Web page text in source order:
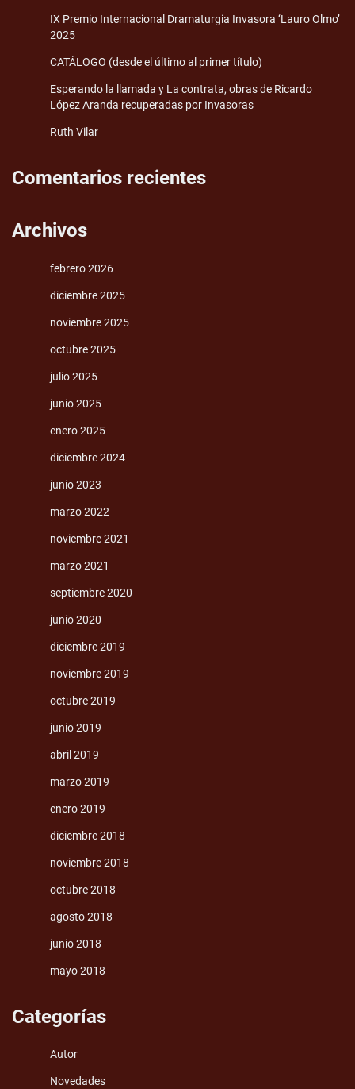
IX Premio Internacional Dramaturgia Invasora ‘Lauro Olmo’
2025
CATÁLOGO (desde el último al primer título)
Esperando la llamada y La contrata, obras de Ricardo
López Aranda recuperadas por Invasoras
Ruth Vilar
Comentarios recientes
Archivos
febrero 2026
diciembre 2025
noviembre 2025
octubre 2025
julio 2025
junio 2025
enero 2025
diciembre 2024
junio 2023
marzo 2022
noviembre 2021
marzo 2021
septiembre 2020
junio 2020
diciembre 2019
noviembre 2019
octubre 2019
junio 2019
abril 2019
marzo 2019
enero 2019
diciembre 2018
noviembre 2018
octubre 2018
agosto 2018
junio 2018
mayo 2018
Categorías
Autor
Novedades